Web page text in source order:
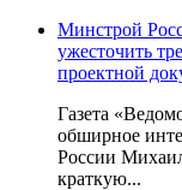
Минстрой
ужесточить
проектной
Газета
обширное
России
краткую...